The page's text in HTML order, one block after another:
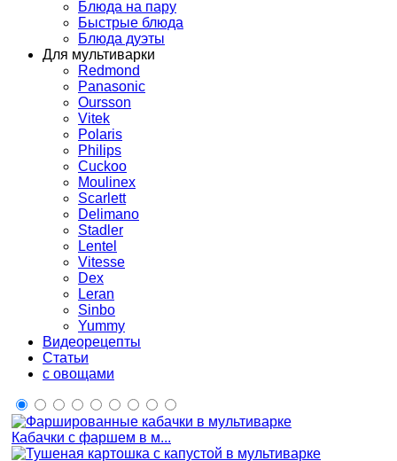
Блюда на пару
Быстрые блюда
Блюда дуэты
Для мультиварки
Redmond
Panasonic
Oursson
Vitek
Polaris
Philips
Cuckoo
Moulinex
Scarlett
Delimano
Stadler
Lentel
Vitesse
Dex
Leran
Sinbo
Yummy
Видеорецепты
Статьи
с овощами
Кабачки с фаршем в м...